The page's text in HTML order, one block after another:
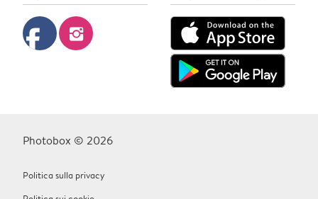
facebook instagram
Photobox © 2026
Politica sulla privacy